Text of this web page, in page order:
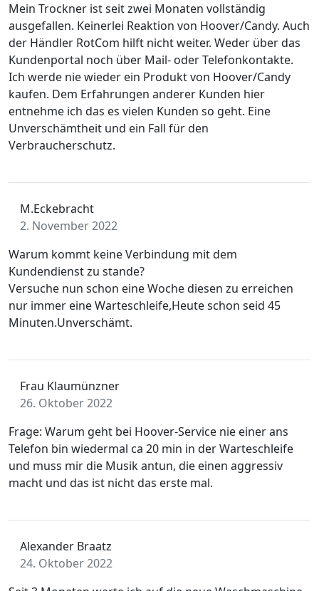
Mein Trockner ist seit zwei Monaten vollständig
ausgefallen. Keinerlei Reaktion von Hoover/Candy. Auch
der Händler RotCom hilft nicht weiter. Weder über das
Kundenportal noch über Mail- oder Telefonkontakte.
Ich werde nie wieder ein Produkt von Hoover/Candy
kaufen. Dem Erfahrungen anderer Kunden hier
entnehme ich das es vielen Kunden so geht. Eine
Unverschämtheit und ein Fall für den
Verbraucherschutz.
M.Eckebracht
2. November 2022
Warum kommt keine Verbindung mit dem
Kundendienst zu stande?
Versuche nun schon eine Woche diesen zu erreichen
nur immer eine Warteschleife,Heute schon seid 45
Minuten.Unverschämt.
Frau Klaumünzner
26. Oktober 2022
Frage: Warum geht bei Hoover-Service nie einer ans
Telefon bin wiedermal ca 20 min in der Warteschleife
und muss mir die Musik antun, die einen aggressiv
macht und das ist nicht das erste mal.
Alexander Braatz
24. Oktober 2022